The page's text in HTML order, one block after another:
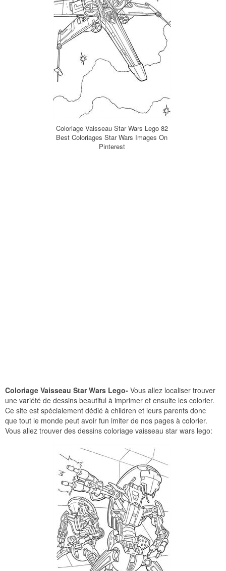
Coloriage Vaisseau Star Wars Lego 82
Best Coloriages Star Wars Images On
Pinterest
Coloriage Vaisseau Star Wars Lego- Vous allez localiser trouver
une variété de dessins beautiful à imprimer et ensuite les colorier.
Ce site est spécialement dédié à children et leurs parents donc
que tout le monde peut avoir fun imiter de nos pages à colorier.
Vous allez trouver des dessins coloriage vaisseau star wars lego: